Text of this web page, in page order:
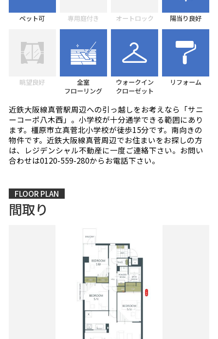
ペット可 専用庭付き オートロック 陽当り良好
眺望良好
全室
フローリング
ウォークイン
クローゼット
リフォーム
近鉄大阪線真菅駅周辺への引っ越しをお考えなら「サニ
ーコーポ八木西」。小学校が十分通学できる範囲にあり
ます。橿原市立真菅北小学校が徒歩15分です。南向きの
物件です。近鉄大阪線真菅周辺でお住まいをお探しの方
は、レジデンシャル不動産に一度ご連絡下さい。お問い
合わせは0120-559-280からお電話下さい。
FLOOR PLAN
間取り